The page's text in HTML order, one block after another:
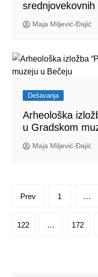
Maja Miljević-Đajić
Dešavanja
Arheološka
u Gradskom
Maja Miljević-Đajić
Posts
Prev 1 …
122 … 172